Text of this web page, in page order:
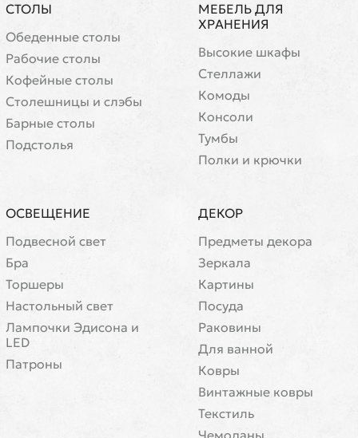
СТОЛЫ
Обеденные столы
Рабочие столы
Кофейные столы
Cтолешницы и слэбы
Барные столы
Подстолья
МЕБЕЛЬ ДЛЯ
ХРАНЕНИЯ
Высокие шкафы
Стеллажи
Комоды
Консоли
Тумбы
Полки и крючки
ОСВЕЩЕНИЕ
Подвесной свет
Бра
Торшеры
Настольный свет
Лампочки Эдисона и
LED
Патроны
ДЕКОР
Предметы декора
Зеркала
Картины
Посуда
Раковины
Для ванной
Ковры
Винтажные ковры
Текстиль
Чемоданы